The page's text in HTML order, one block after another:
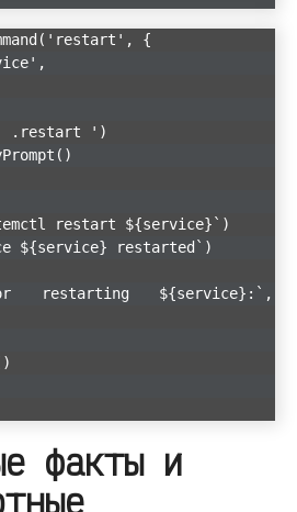
{
.restart
')
restart ${service}`)
${service} restarted`)
restarting ${service}:`,
факты и